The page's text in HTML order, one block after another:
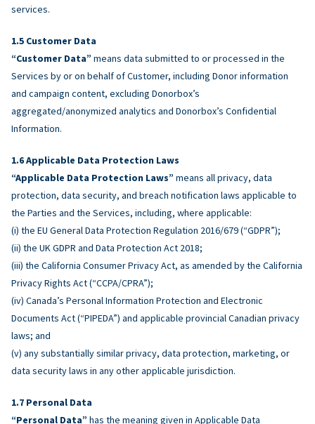
services.
Customer Data
“Customer Data” means data submitted to or processed in the
Services by or on behalf of Customer, including Donor information
and campaign content, excluding Donorbox’s
aggregated/anonymized analytics and Donorbox’s Confidential
Information.
Applicable Data Protection Laws
“Applicable Data Protection Laws” means all privacy, data
protection, data security, and breach notification laws applicable to
the Parties and the Services, including, where applicable:
(i) the EU General Data Protection Regulation 2016/679 (“GDPR”);
(ii) the UK GDPR and Data Protection Act 2018;
(iii) the California Consumer Privacy Act, as amended by the California
Privacy Rights Act (“CCPA/CPRA”);
(iv) Canada’s Personal Information Protection and Electronic
Documents Act (“PIPEDA”) and applicable provincial Canadian privacy
laws; and
(v) any substantially similar privacy, data protection, marketing, or
data security laws in any other applicable jurisdiction.
Personal Data
“Personal Data” has the meaning given in Applicable Data